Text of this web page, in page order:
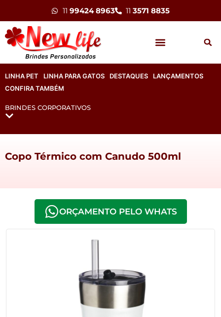
11 99424 8963 11 3571 8835
LINHA PET LINHA PARA GATOS DESTAQUES
LANÇAMENTOS
CONFIRA TAMBÉM
BRINDES CORPORATIVOS
Copo Térmico com Canudo 500ml
ORÇAMENTO PELO WHATS